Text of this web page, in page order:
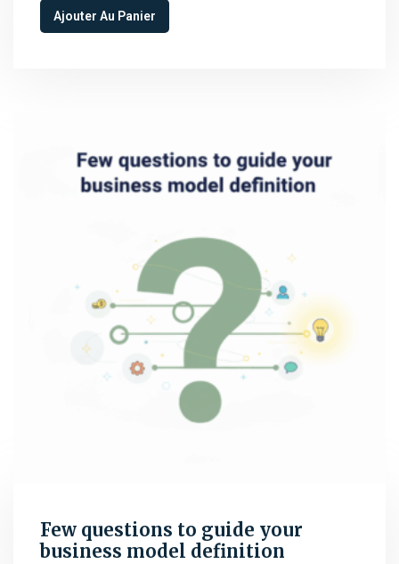
Ajouter Au Panier
Few questions to guide your
business model definition